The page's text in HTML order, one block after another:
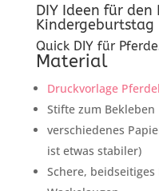
DIY Ideen für den
Kindergeburtstag
Quick DIY für
Material
Druckvorlage
Stifte zum Bekleben
verschiedenes
ist etwas stabiler)
Schere,